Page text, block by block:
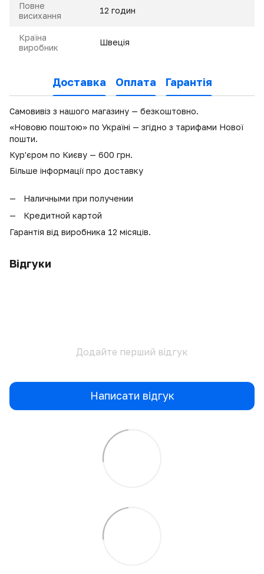
Повне
висихання
12 годин
Країна
виробник
Швеція
Доставка Оплата Гарантія
Самовивіз з нашого магазину — безкоштовно.
«Нововю поштою» по Україні — згідно з тарифами Нової
пошти.
Кур'єром по Києву — 600 грн.
Більше інформації про доставку
Наличными при получении
Кредитной картой
Гарантія від виробника 12 місяців.
Відгуки
Додайте перший відгук
Написати відгук